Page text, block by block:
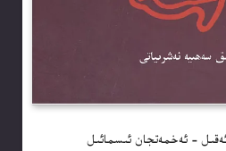
– ئەخمەتجان ئىسمائىل